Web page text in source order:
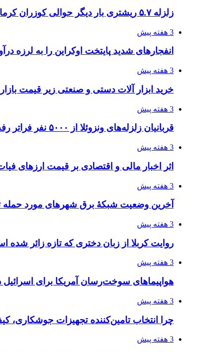
زلزله ۵.۷ ریشتری بار دیگر حوالی کوزران کرمانشاه را لرزاند
3 هفته پیش
انفجارهای شدید پایتخت اوکراین را به لرزه
3 هفته پیش
خرید ابزار آلات دستی و صنعتی زیر قیمت
3 هفته پیش
قربانیان زلزله‌های ونزوئلا از ۵۰۰۰ نفر فراتر رفت
3 هفته پیش
اثر اخبار مالی و اقتصادی بر قیمت ارزهای
3 هفته پیش
آخرین وضعیت شبکۀ برق شهرهای مورد
3 هفته پیش
روایت کربلا از زبان دختری که تازه زائر شده
3 هفته پیش
هواپیماهای سوخت‌رسان آمریکا برای
3 هفته پیش
چرا انتخاب تامین‌کننده تجهیزات جوشکاری،
3 هفته پیش